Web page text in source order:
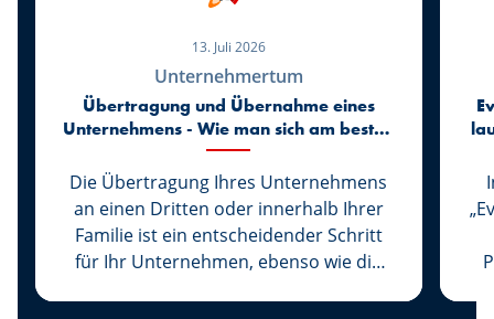
13. Juli 2026
Unternehmertum
Übertragung und Übernahme eines
Unternehmens - Wie man sich am besten
vorbereitet
Die Übertragung Ihres Unternehmens
an einen Dritten oder innerhalb Ihrer
Familie ist ein entscheidender Schritt
für Ihr Unternehmen, ebenso wie die